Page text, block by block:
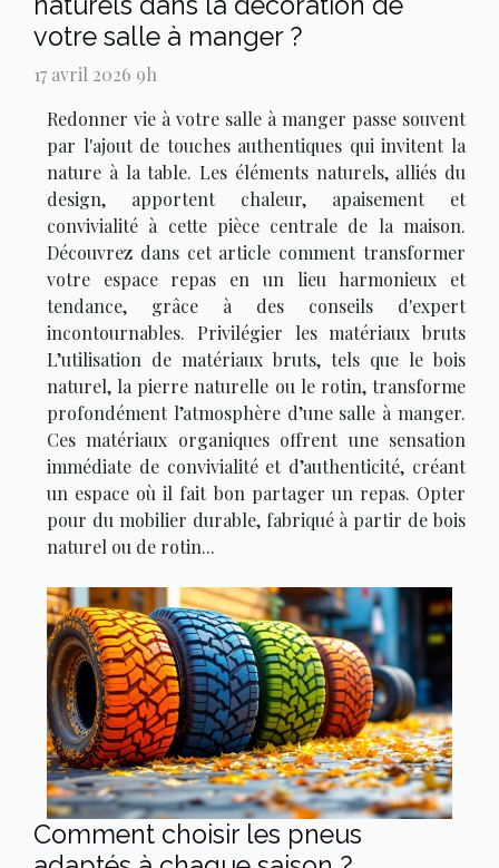
votre salle à manger ?
17 avril 2026 9h
Redonner vie à votre salle à manger passe souvent
par l'ajout de touches authentiques qui invitent la
nature à la table. Les éléments naturels, alliés du
design, apportent chaleur, apaisement et
convivialité à cette pièce centrale de la maison.
Découvrez dans cet article comment transformer
votre espace repas en un lieu harmonieux et
tendance, grâce à des conseils d'expert
incontournables. Privilégier les matériaux bruts
L’utilisation de matériaux bruts, tels que le bois
naturel, la pierre naturelle ou le rotin, transforme
profondément l’atmosphère d’une salle à manger.
Ces matériaux organiques offrent une sensation
immédiate de convivialité et d’authenticité, créant
un espace où il fait bon partager un repas. Opter
pour du mobilier durable, fabriqué à partir de bois
naturel ou de rotin...
Comment choisir les pneus